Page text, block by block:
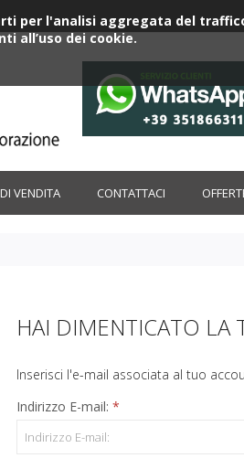
VENDITA CONTATTACI
HAI DIMENTICATO LA
Inserisci l'e-mail associata al tuo
Indirizzo E-mail:
per l'analisi aggregata del
all’uso dei cookie.